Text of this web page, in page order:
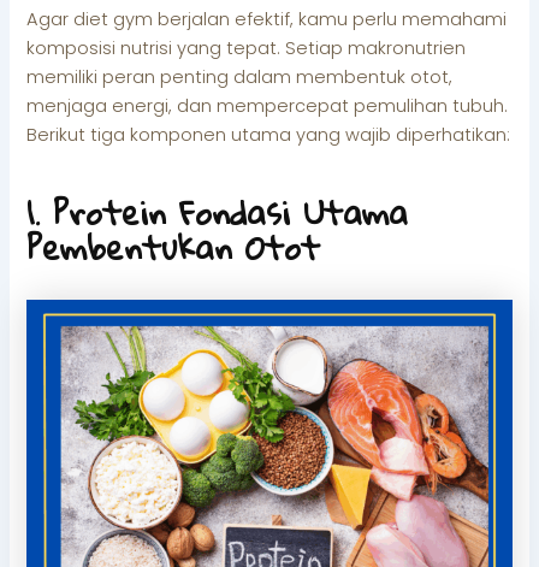
Agar diet gym berjalan efektif, kamu perlu memahami
komposisi nutrisi yang tepat. Setiap makronutrien
memiliki peran penting dalam membentuk otot,
menjaga energi, dan mempercepat pemulihan tubuh.
Berikut tiga komponen utama yang wajib diperhatikan:
1. Protein Fondasi Utama
Pembentukan Otot